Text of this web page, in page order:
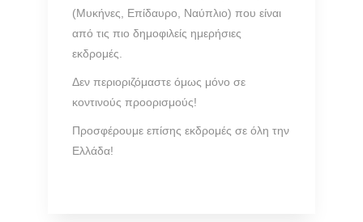
(Μυκήνες, Επίδαυρο, Ναύπλιο) που είναι
από τις πιο δημοφιλείς ημερήσιες
εκδρομές.
Δεν περιοριζόμαστε όμως μόνο σε
κοντινούς προορισμούς!
Προσφέρουμε επίσης εκδρομές σε όλη την
Ελλάδα!